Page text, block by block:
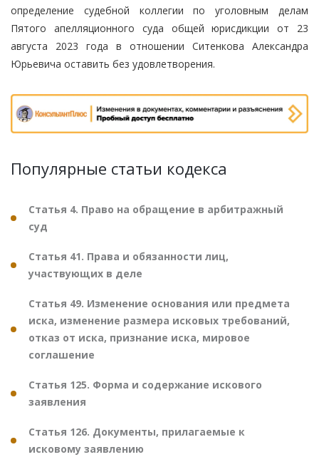
определение судебной коллегии по уголовным делам
Пятого апелляционного суда общей юрисдикции от 23
августа 2023 года в отношении Ситенкова Александра
Юрьевича оставить без удовлетворения.
Популярные статьи кодекса
Статья 4. Право на обращение в арбитражный
суд
Статья 41. Права и обязанности лиц,
участвующих в деле
Статья 49. Изменение основания или предмета
иска, изменение размера исковых требований,
отказ от иска, признание иска, мировое
соглашение
Статья 125. Форма и содержание искового
заявления
Статья 126. Документы, прилагаемые к
исковому заявлению